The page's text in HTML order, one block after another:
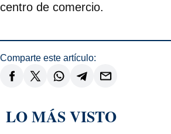
centro de comercio.
Comparte este artículo:
LO MÁS VISTO